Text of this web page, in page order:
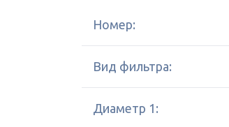
Номер:
Вид фильтра:
Диаметр 1: